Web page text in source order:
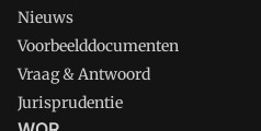
Nieuws
Voorbeelddocumenten
Vraag & Antwoord
Jurisprudentie